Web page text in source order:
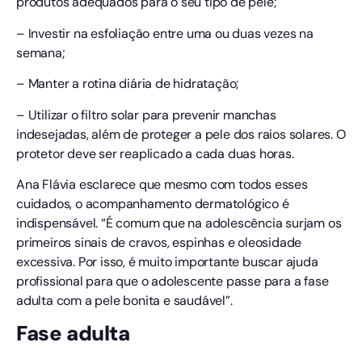
– Investir na esfoliação entre uma ou duas vezes na
semana;
– Manter a rotina diária de hidratação;
– Utilizar o filtro solar para prevenir manchas
indesejadas, além de proteger a pele dos raios solares. O
protetor deve ser reaplicado a cada duas horas.
Ana Flávia esclarece que mesmo com todos esses
cuidados, o acompanhamento dermatológico é
indispensável. “É comum que na adolescência surjam os
primeiros sinais de cravos, espinhas e oleosidade
excessiva. Por isso, é muito importante buscar ajuda
profissional para que o adolescente passe para a fase
adulta com a pele bonita e saudável”.
Fase adulta